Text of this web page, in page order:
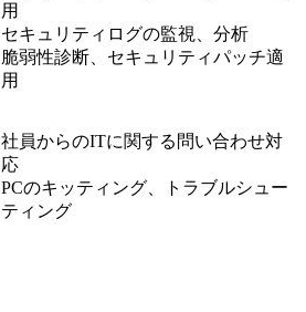
用
セキュリティログの監視、分析
脆弱性診断、セキュリティパッチ適
用
社員からのITに関する問い合わせ対
応
PCのキッティング、トラブルシュー
ティング